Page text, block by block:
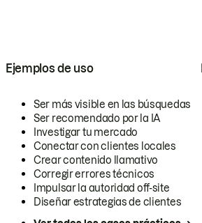
Ejemplos de uso
Ser más visible en las búsquedas
Ser recomendado por la IA
Investigar tu mercado
Conectar con clientes locales
Crear contenido llamativo
Corregir errores técnicos
Impulsar la autoridad off-site
Diseñar estrategias de clientes